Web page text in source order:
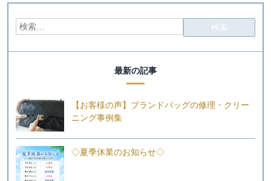
最新の記事
【お客様の声】ブランドバッグの修理・クリー
ニング事例集
◇夏季休業のお知らせ◇